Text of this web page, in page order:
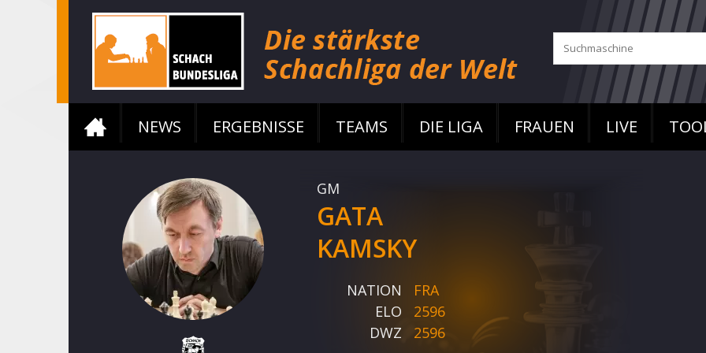
NEWS ERGEBNISSE TEAMS DIE LIGA FRAUEN LIVE
GM
GATA
KAMSKY
NATION
FRA
ELO
2596
DWZ
2596